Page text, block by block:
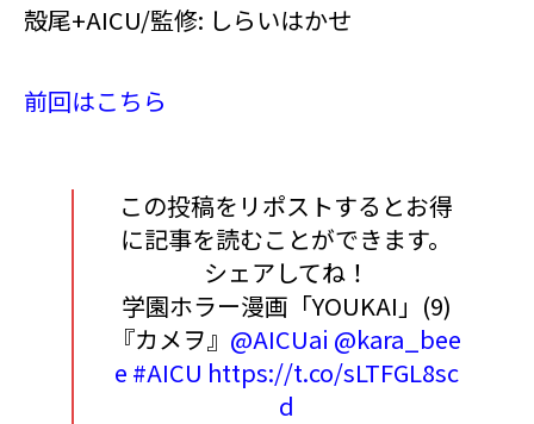
殻尾+AICU/監修: しらいはかせ
前回はこちら
この投稿をリポストするとお得
に記事を読むことができます。
シェアしてね！
学園ホラー漫画「YOUKAI」(9)
『カメヲ』 @AICUai @kara_bee
e #AICU https://t.co/sLTFGL8sc
d